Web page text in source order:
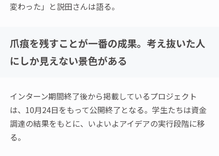
変わった」と説田さんは語る。
爪痕を残すことが一番の成果。考え抜いた人
にしか見えない景色がある
インターン期間終了後から掲載しているプロジェクト
は、10月24日をもって公開終了となる。学生たちは資金
調達の結果をもとに、いよいよアイデアの実行段階に移
る。